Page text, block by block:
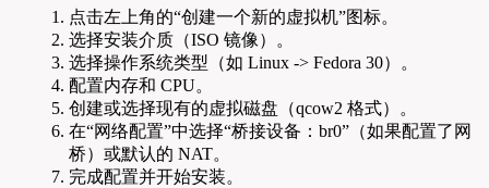
点击左上角的“创建一个新的虚拟机”图标。
选择安装介质（ISO 镜像）。
选择操作系统类型（如 Linux -> Fedora 30）。
配置内存和 CPU。
创建或选择现有的虚拟磁盘（qcow2 格式）。
在“网络配置”中选择“桥接设备：br0”（如果配置了网
桥）或默认的 NAT。
完成配置并开始安装。